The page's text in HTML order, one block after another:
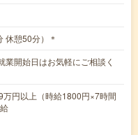
休憩50分）＊
開始日はお気軽にご相談く
円以上（時給1800円×7時間